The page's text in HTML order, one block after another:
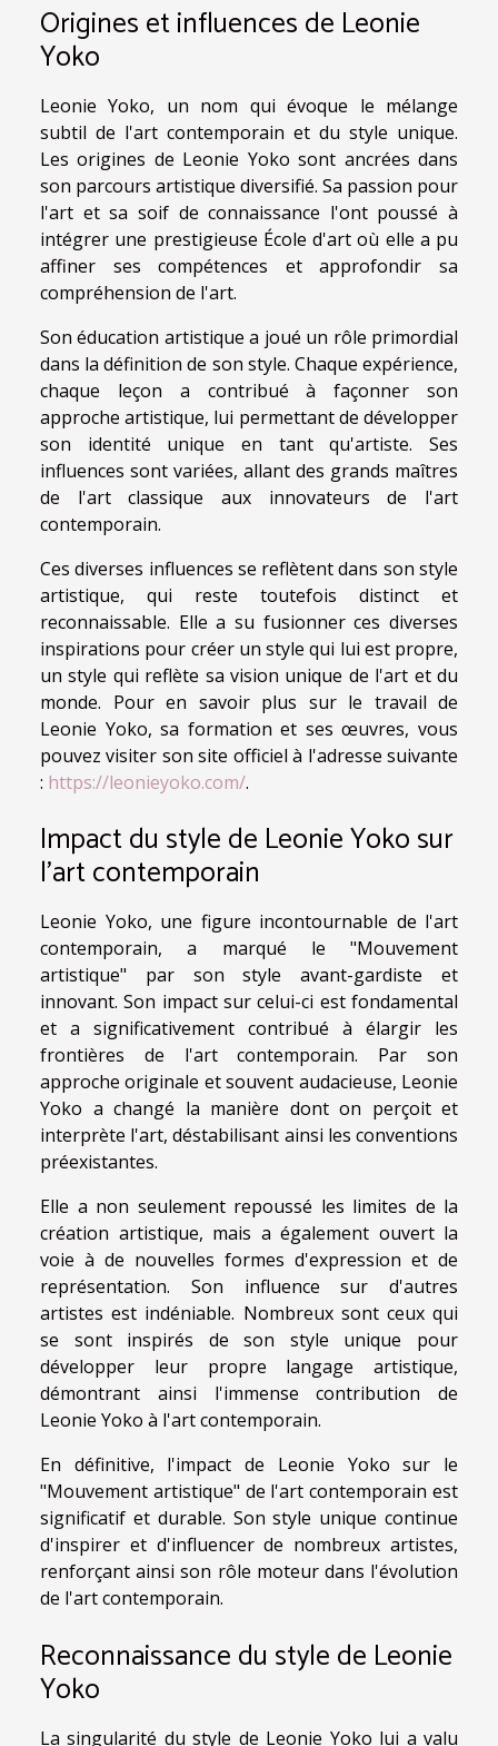
Origines et influences de Leonie
Yoko
Leonie Yoko, un nom qui évoque le mélange
subtil de l'art contemporain et du style unique.
Les origines de Leonie Yoko sont ancrées dans
son parcours artistique diversifié. Sa passion pour
l'art et sa soif de connaissance l'ont poussé à
intégrer une prestigieuse École d'art où elle a pu
affiner ses compétences et approfondir sa
compréhension de l'art.
Son éducation artistique a joué un rôle primordial
dans la définition de son style. Chaque expérience,
chaque leçon a contribué à façonner son
approche artistique, lui permettant de développer
son identité unique en tant qu'artiste. Ses
influences sont variées, allant des grands maîtres
de l'art classique aux innovateurs de l'art
contemporain.
Ces diverses influences se reflètent dans son style
artistique, qui reste toutefois distinct et
reconnaissable. Elle a su fusionner ces diverses
inspirations pour créer un style qui lui est propre,
un style qui reflète sa vision unique de l'art et du
monde. Pour en savoir plus sur le travail de
Leonie Yoko, sa formation et ses œuvres, vous
pouvez visiter son site officiel à l'adresse suivante
: https://leonieyoko.com/.
Impact du style de Leonie Yoko sur
l'art contemporain
Leonie Yoko, une figure incontournable de l'art
contemporain, a marqué le "Mouvement
artistique" par son style avant-gardiste et
innovant. Son impact sur celui-ci est fondamental
et a significativement contribué à élargir les
frontières de l'art contemporain. Par son
approche originale et souvent audacieuse, Leonie
Yoko a changé la manière dont on perçoit et
interprète l'art, déstabilisant ainsi les conventions
préexistantes.
Elle a non seulement repoussé les limites de la
création artistique, mais a également ouvert la
voie à de nouvelles formes d'expression et de
représentation. Son influence sur d'autres
artistes est indéniable. Nombreux sont ceux qui
se sont inspirés de son style unique pour
développer leur propre langage artistique,
démontrant ainsi l'immense contribution de
Leonie Yoko à l'art contemporain.
En définitive, l'impact de Leonie Yoko sur le
"Mouvement artistique" de l'art contemporain est
significatif et durable. Son style unique continue
d'inspirer et d'influencer de nombreux artistes,
renforçant ainsi son rôle moteur dans l'évolution
de l'art contemporain.
Reconnaissance du style de Leonie
Yoko
La singularité du style de Leonie Yoko lui a valu